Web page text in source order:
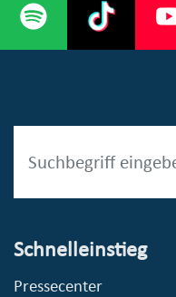
Schnelleinstieg
Pressecenter